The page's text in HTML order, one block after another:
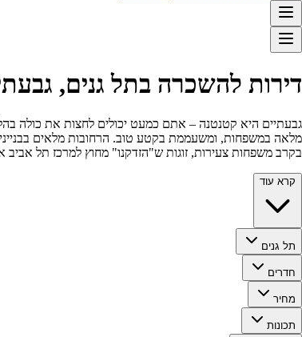
דירות להשכרה בתל גנים,
גבעתיים היא קטנטנה – אתם כמעט יכולים לחצות את כולה
מלאה במשפחות, ומשעממת בקטע טוב. הרחובות מלאים בבנייני
בקרב משפחות צעירות, זוגות ש"הזדקנו" מחוץ למרכז תל אביב
קרא עוד
תל גנים
חדרים
מחיר
תכונות